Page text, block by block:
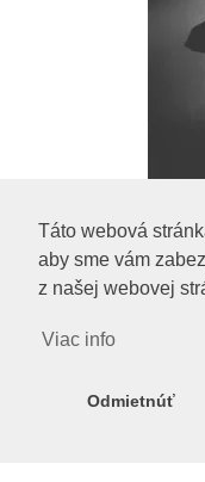
Táto webová
aby sme vám
z našej webovej
Viac info
Odmietnúť